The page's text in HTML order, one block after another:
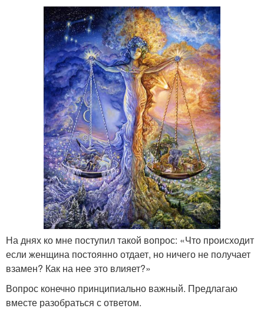
На днях ко мне поступил такой вопрос: «Что происходит
если женщина постоянно отдает, но ничего не получает
взамен? Как на нее это влияет?»
Вопрос конечно принципиально важный. Предлагаю
вместе разобраться с ответом.